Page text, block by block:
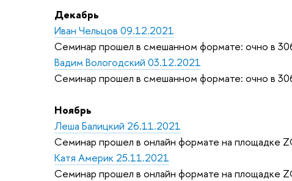
Декабрь
Иван Чельцов 09.12.2021
Семинар прошел в смешанном формате: очно в
Вадим Вологодский 03.12.2021
Семинар прошел в смешанном формате: очно в
Ноябрь
Леша Балицкий 26.11.2021
Семинар прошел в онлайн формате на площадке
Катя Америк 25.11.2021
Семинар прошел в онлайн формате на площадке